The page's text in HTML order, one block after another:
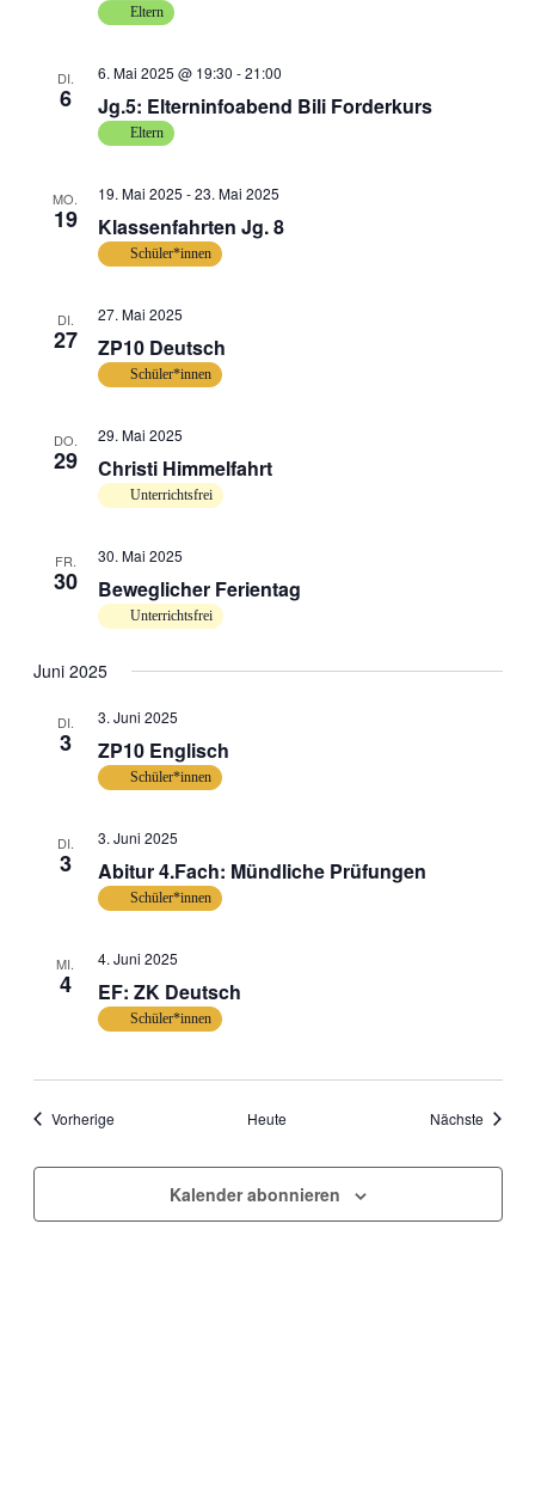
Eltern
DI.
6 Jg.5: Elterninfoabend Bili Forderkurs
6. Mai 2025 @ 19:30 -21:00
Eltern
MO.
19 Klassenfahrten Jg. 8
19. Mai 2025 -23. Mai 2025
Schüler*innen
DI.
27 ZP10 Deutsch
27. Mai 2025
Schüler*innen
DO.
29 Christi Himmelfahrt
29. Mai 2025
Unterrichtsfrei
FR.
30 Beweglicher Ferientag
30. Mai 2025
Unterrichtsfrei
Juni 2025
DI.
3 ZP10 Englisch
3. Juni 2025
Schüler*innen
DI.
3 Abitur 4.Fach: Mündliche Prüfungen
3. Juni 2025
Schüler*innen
MI.
4 EF: ZK Deutsch
4. Juni 2025
Schüler*innen
VorherigeVeranstaltungen Heute Nächste
Kalender abonnieren